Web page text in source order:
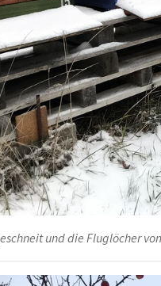
und die Fluglöcher